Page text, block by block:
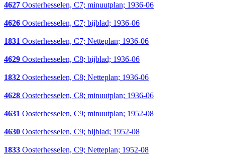
4627 Oosterhesselen, C7; minuutplan; 1936-06
4626 Oosterhesselen, C7; bijblad; 1936-06
1831 Oosterhesselen, C7; Netteplan; 1936-06
4629 Oosterhesselen, C8; bijblad; 1936-06
1832 Oosterhesselen, C8; Netteplan; 1936-06
4628 Oosterhesselen, C8; minuutplan; 1936-06
4631 Oosterhesselen, C9; minuutplan; 1952-08
4630 Oosterhesselen, C9; bijblad; 1952-08
1833 Oosterhesselen, C9; Netteplan; 1952-08